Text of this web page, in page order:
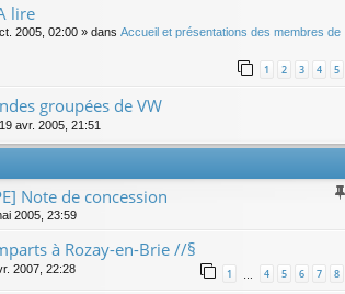
lire
2005, 02:00 » dans Accueil et présentations des membres de
1 2 3 4 5
groupées de VW
19 avr. 2005, 21:51
Note de concession
2005, 23:59
à Rozay-en-Brie //§
2007, 22:28 1 4 5 6 7 8